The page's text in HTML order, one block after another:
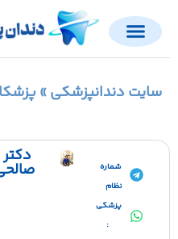
دندانپزشکی»پزشکان»
شماره
دکتر علی
صالحی راد